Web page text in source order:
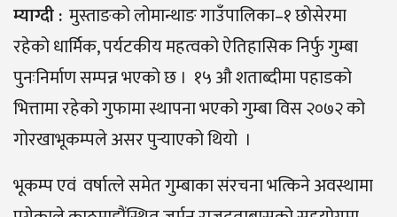
म्याग्दी : मुस्ताङको लोमान्थाङ गाउँपालिका–१ छोसेरमा
रहेको धार्मिक, पर्यटकीय महत्वको ऐतिहासिक निर्फु गुम्बा
पुनःनिर्माण सम्पन्न भएको छ । १५ औ शताब्दीमा पहाडको
भित्तामा रहेको गुफामा स्थापना भएको गुम्बा विस २०७२ को
गोरखाभूकम्पले असर पुर्‍याएको थियो ।
भूकम्प एवं वर्षात्ले समेत गुम्बाका संरचना भत्किने अवस्थामा